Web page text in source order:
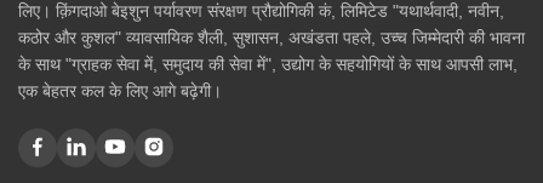
लिए। क़िंगदाओ बेइशुन पर्यावरण संरक्षण प्रौद्योगिकी कं, लिमिटेड "यथार्थवादी, नवीन,
कठोर और कुशल" व्यावसायिक शैली, सुशासन, अखंडता पहले, उच्च जिम्मेदारी की भावना
के साथ "ग्राहक सेवा में, समुदाय की सेवा में", उद्योग के सहयोगियों के साथ आपसी लाभ,
एक बेहतर कल के लिए आगे बढ़ेगी।